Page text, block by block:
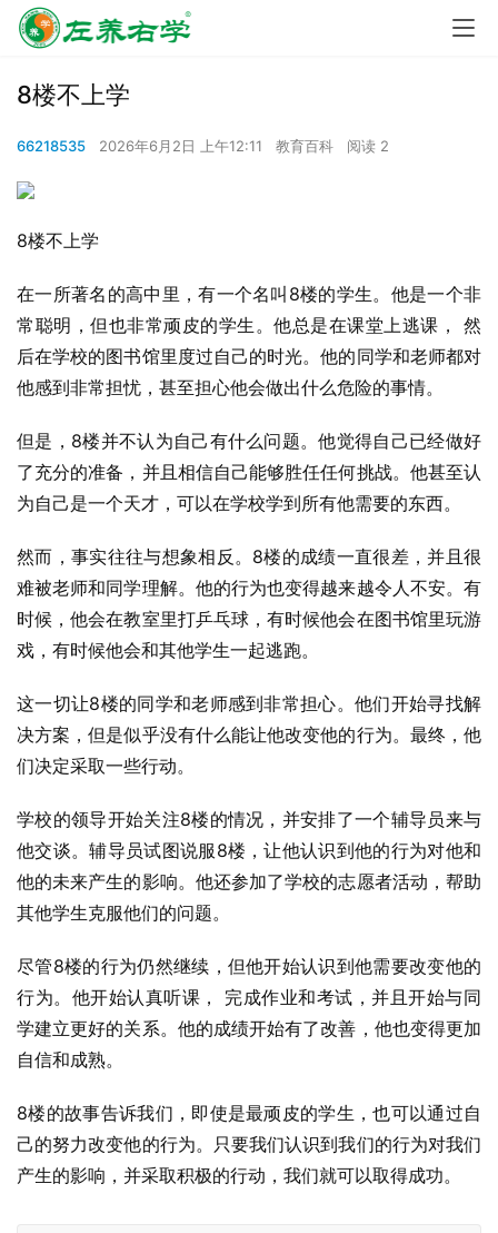
8楼不上学
66218535 2026年6月2日 上午12:11 教育百科 阅读 2
8楼不上学
在一所著名的高中里，有一个名叫8楼的学生。他是一个非
常聪明，但也非常顽皮的学生。他总是在课堂上逃课， 然
后在学校的图书馆里度过自己的时光。他的同学和老师都对
他感到非常担忧，甚至担心他会做出什么危险的事情。
但是，8楼并不认为自己有什么问题。他觉得自己已经做好
了充分的准备，并且相信自己能够胜任任何挑战。他甚至认
为自己是一个天才，可以在学校学到所有他需要的东西。
然而，事实往往与想象相反。8楼的成绩一直很差，并且很
难被老师和同学理解。他的行为也变得越来越令人不安。有
时候，他会在教室里打乒乓球，有时候他会在图书馆里玩游
戏，有时候他会和其他学生一起逃跑。
这一切让8楼的同学和老师感到非常担心。他们开始寻找解
决方案，但是似乎没有什么能让他改变他的行为。最终，他
们决定采取一些行动。
学校的领导开始关注8楼的情况，并安排了一个辅导员来与
他交谈。辅导员试图说服8楼，让他认识到他的行为对他和
他的未来产生的影响。他还参加了学校的志愿者活动，帮助
其他学生克服他们的问题。
尽管8楼的行为仍然继续，但他开始认识到他需要改变他的
行为。他开始认真听课， 完成作业和考试，并且开始与同
学建立更好的关系。他的成绩开始有了改善，他也变得更加
自信和成熟。
8楼的故事告诉我们，即使是最顽皮的学生，也可以通过自
己的努力改变他的行为。只要我们认识到我们的行为对我们
产生的影响，并采取积极的行动，我们就可以取得成功。